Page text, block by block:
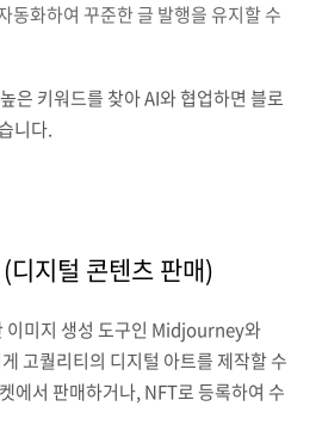
동화하여 꾸준한 글 발행을 유지할 수
은 키워드를 찾아 AI와 협업하면 블로
니다.
지털 콘텐츠 판매)
이미지 생성 도구인 Midjourney와
고퀄리티의 디지털 아트를 제작할 수
에서 판매하거나, NFT로 등록하여 수